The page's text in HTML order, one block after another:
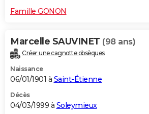
Famille GONON
Marcelle SAUVINET (98 ans)
Créer une cagnotte obsèques
Naissance
06/01/1901 à Saint-Étienne
Décès
04/03/1999 à Soleymieux